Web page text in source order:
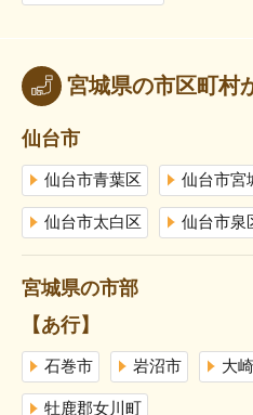
宮城県の市区町村
仙台市
仙台市青葉区 仙台市宮
仙台市太白区 仙台市泉
宮城県の市部
【あ行】
石巻市 岩沼市 大
牡鹿郡女川町